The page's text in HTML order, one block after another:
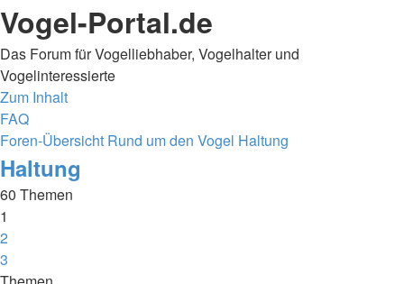
Vogel-Portal.de
Das Forum für Vogelliebhaber, Vogelhalter und
Vogelinteressierte
Zum Inhalt
FAQ
Foren-Übersicht Rund um den Vogel Haltung
Haltung
60 Themen
1
2
3